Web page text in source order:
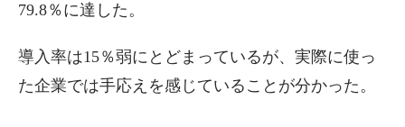
79.8％に達した。
導入率は15％弱にとどまっているが、実際に使っ
た企業では手応えを感じていることが分かった。